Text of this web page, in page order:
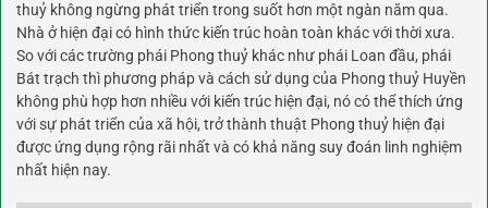
thuỷ không ngừng phát triển trong suốt hơn một ngàn năm qua.
Nhà ở hiện đại có hình thức kiến trúc hoàn toàn khác với thời xưa.
So với các trường phái Phong thuỷ khác như phái Loan đầu, phái
Bát trạch thì phương pháp và cách sử dụng của Phong thuỷ Huyền
không phù hợp hơn nhiều với kiến trúc hiện đại, nó có thể thích ứng
với sự phát triển của xã hội, trở thành thuật Phong thuỷ hiện đại
được ứng dụng rộng rãi nhất và có khả năng suy đoán linh nghiệm
nhất hiện nay.